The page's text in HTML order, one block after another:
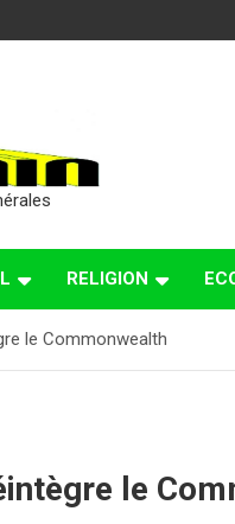
RELIGION
le Commonwealth
le